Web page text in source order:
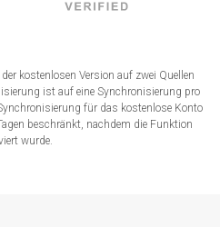
kostenlosen Version auf zwei Quellen
ist auf eine Synchronisierung pro
für das kostenlose Konto
beschränkt, nachdem die Funktion
wurde.